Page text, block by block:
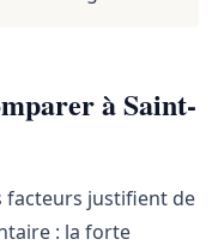
à Saint-
facteurs justifient de
: la forte